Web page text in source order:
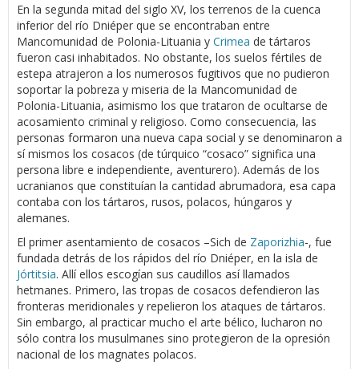
En la segunda mitad del siglo XV, los terrenos de la cuenca
inferior del río Dniéper que se encontraban entre
Mancomunidad de Polonia-Lituania y Crimea de tártaros
fueron casi inhabitados. No obstante, los suelos fértiles de
estepa atrajeron a los numerosos fugitivos que no pudieron
soportar la pobreza y miseria de la Mancomunidad de
Polonia-Lituania, asimismo los que trataron de ocultarse de
acosamiento criminal y religioso. Como consecuencia, las
personas formaron una nueva capa social y se denominaron a
sí mismos los cosacos (de túrquico “cosaco” significa una
persona libre e independiente, aventurero). Además de los
ucranianos que constituían la cantidad abrumadora, esa capa
contaba con los tártaros, rusos, polacos, húngaros y
alemanes.
El primer asentamiento de cosacos –Sich de Zaporizhia-, fue
fundada detrás de los rápidos del río Dniéper, en la isla de
Jórtitsia. Allí ellos escogían sus caudillos así llamados
hetmanes. Primero, las tropas de cosacos defendieron las
fronteras meridionales y repelieron los ataques de tártaros.
Sin embargo, al practicar mucho el arte bélico, lucharon no
sólo contra los musulmanes sino protegieron de la opresión
nacional de los magnates polacos.